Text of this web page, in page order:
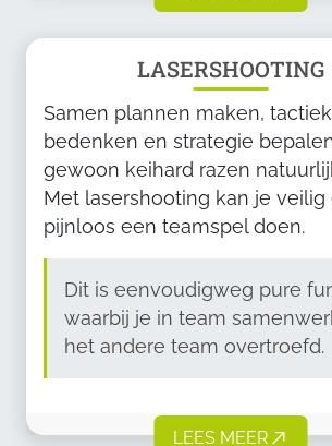
LASERSHOOTING
Samen plannen maken, tactiek
bedenken en strategie
gewoon keihard razen
Met lasershooting kan je veilig
pijnloos een teamspel doen.
Dit is eenvoudigweg pure
waarbij je in team
het andere team overtroefd.
LEES MEER